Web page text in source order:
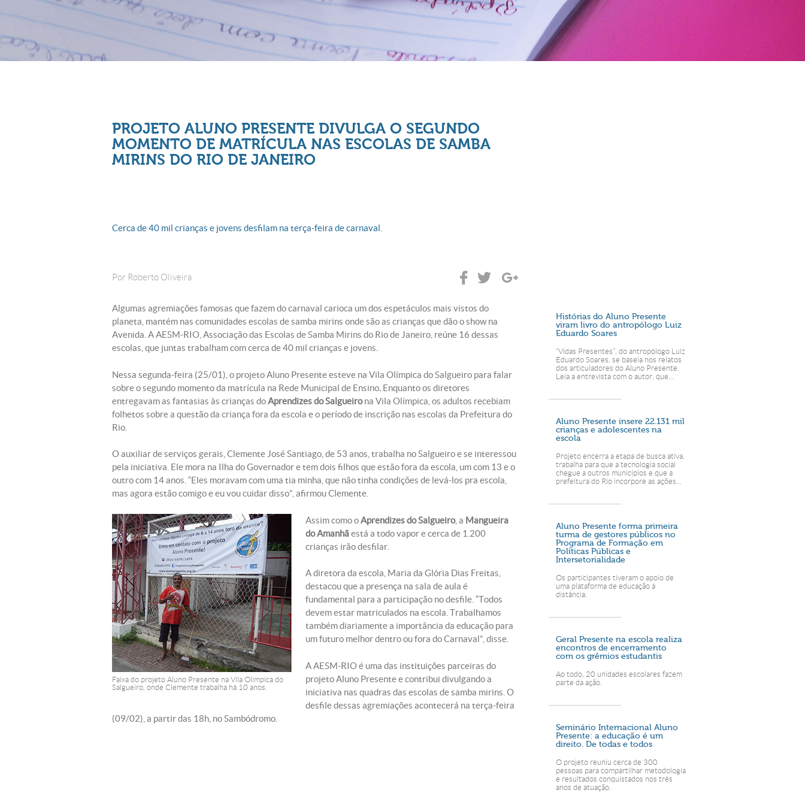
PROJETO ALUNO PRESENTE DIVULGA O SEGUNDO
MOMENTO DE MATRÍCULA NAS ESCOLAS DE SAMBA
MIRINS DO RIO DE JANEIRO
Cerca de 40 mil crianças e jovens desfilam na terça-feira de carnaval.
Por Roberto Oliveira
Algumas agremiações famosas que fazem do carnaval carioca um dos espetáculos mais vistos do
planeta, mantém nas comunidades escolas de samba mirins onde são as crianças que dão o show na
Avenida. A AESM-RIO, Associação das Escolas de Samba Mirins do Rio de Janeiro, reúne 16 dessas
escolas, que juntas trabalham com cerca de 40 mil crianças e jovens.
Nessa segunda-feira (25/01), o projeto Aluno Presente esteve na Vila Olímpica do Salgueiro para falar
sobre o segundo momento da matrícula na Rede Municipal de Ensino. Enquanto os diretores
entregavam as fantasias às crianças doAprendizes do Salgueirona Vila Olímpica, os adultos recebiam
folhetos sobre a questão da criança fora da escola e o período de inscrição nas escolas da Prefeitura do
Rio.
O auxiliar de serviços gerais, Clemente José Santiago, de 53 anos, trabalha no Salgueiro e se interessou
pela iniciativa. Ele mora na Ilha do Governador e tem dois filhos que estão fora da escola, um com 13 e o
outro com 14 anos. “Eles moravam com uma tia minha, que não tinha condições de levá-los pra escola,
mas agora estão comigo e eu vou cuidar disso”, afirmou Clemente.
Faixa do projeto Aluno Presente na Vila Olímpica do
Salgueiro, onde Clemente trabalha há 10 anos.
Assim como oAprendizes do Salgueiro, a Mangueira
do Amanhãestá a todo vapor e cerca de 1.200
crianças irão desfilar.
A diretora da escola, Maria da Glória Dias Freitas,
destacou que a presença na sala de aula é
fundamental para a participação no desfile. “Todos
devem estar matriculados na escola. Trabalhamos
também diariamente a importância da educação para
um futuro melhor dentro ou fora do Carnaval”, disse.
A AESM-RIO é uma das instituições parceiras do
projeto Aluno Presente e contribui divulgando a
iniciativa nas quadras das escolas de samba mirins. O
desfile dessas agremiações acontecerá na terça-feira
(09/02), a partir das 18h, no Sambódromo.
Histórias do Aluno Presente
viram livro do antropólogo Luiz
Eduardo Soares
“Vidas Presentes”, do antropólogo Luiz
Eduardo Soares, se baseia nos relatos
dos articuladores do Aluno Presente.
Leia a entrevista com o autor, que...
Aluno Presente insere 22.131 mil
crianças e adolescentes na
escola
Projeto encerra a etapa de busca ativa,
trabalha para que a tecnologia social
chegue a outros municípios e que a
prefeitura do Rio incorpore as ações...
Aluno Presente forma primeira
turma de gestores públicos no
Programa de Formação em
Políticas Públicas e
Intersetorialidade
Os participantes tiveram o apoio de
uma plataforma de educação à
distância.
Geral Presente na escola realiza
encontros de encerramento
com os grêmios estudantis
Ao todo, 20 unidades escolares fazem
parte da ação.
Seminário Internacional Aluno
Presente: a educação é um
direito. De todas e todos
O projeto reuniu cerca de 300
pessoas para compartilhar metodologia
e resultados conquistados nos três
anos de atuação.